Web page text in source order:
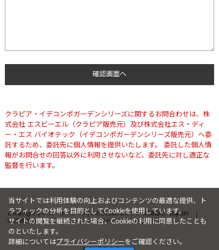
クラピア・イデコンポガーデンシリーズに関するお問合わせは、株
式会社 エスビーエル（クラピア販売元）及び株式会社エス・ディ
ー・エス バイオテック（イデコンポガーデンシリーズ販売元）へ委
託するため、委託先に個人情報を提供いたします。 委託した個人情
報がお問合せの回答以外に利用させないなど、委託先に対し適正な
監督を行います。
会社案内 プライバシーポリシー サイトのご利用にあたって（利用規約）会員規約
特定商取引法に基づく表記についてセキュリティについてFAQ
当サイトでは利用体験の向上およびコンテンツの最適な提供、ト
ラフィックの分析を目的としてCookieを使用しています。
サイトの閲覧を継続された場合、Cookieの利用に同意したことも
のといたします。
詳細についてはプライバシーポリシーをご確認ください。